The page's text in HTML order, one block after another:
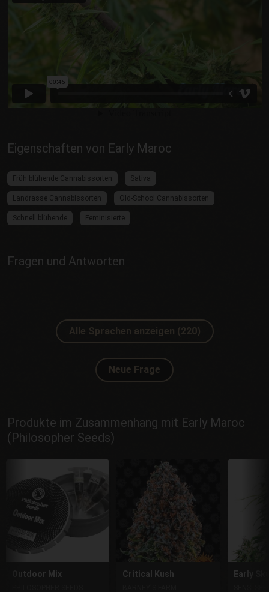
Eigenschaften von Early Maroc
Früh blühende Cannabissorten Sativa
Landrasse Cannabissorten Old-School Cannabissorten
Schnell blühende Feminisierte
Fragen und Antworten
Alle Sprachen anzeigen (220)
Neue Frage
Produkte im Zusammenhang mit Early Maroc
(Philosopher Seeds)
Outdoor Mix Critical Kush Early